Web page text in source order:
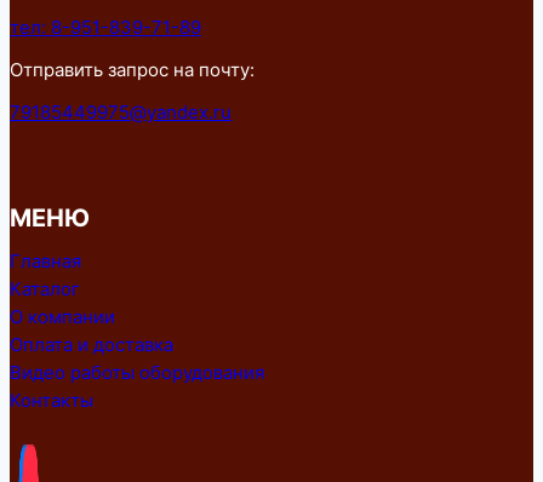
тел: 8-951-839-71-89
Отправить запрос на почту:
79185449975@yandex.ru
МЕНЮ
Главная
Каталог
О компании
Оплата и доставка
Видео работы оборудования
Контакты